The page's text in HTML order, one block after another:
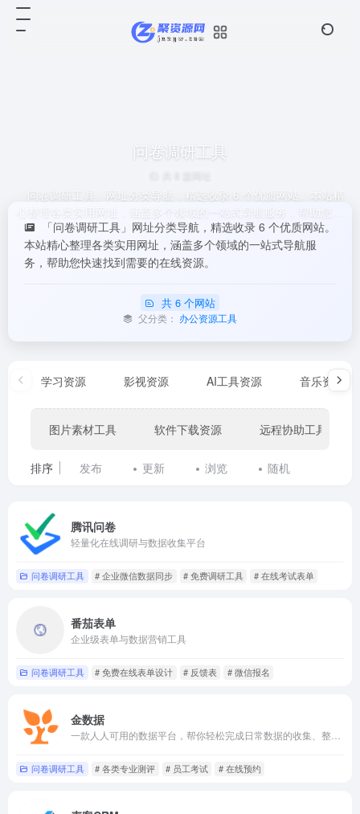
问卷调研工具
「问卷调研工具」网址分类导航，精选收录 6 个优质网站。本站精
心整理各类实用网址，涵盖多个领域的一站式导航服务，帮助您快
速找到需要的在线资源。
「问卷调研工具」网址分类导航，精选收录 6 个优质网站。
本站精心整理各类实用网址，涵盖多个领域的一站式导航服
务，帮助您快速找到需要的在线资源。
共 6 个网站
父分类： 办公资源工具
学习资源 影视资源 AI工具资源 音乐资源
图片素材工具 软件下载资源 远程协助工具
排序 发布 更新 浏览 随机
腾讯问卷
轻量化在线调研与数据收集平台
问卷调研工具 # 企业微信数据同步 # 免费调研工具 # 在线考试表单
番茄表单
企业级表单与数据营销工具
问卷调研工具 # 免费在线表单设计 # 反馈表 # 微信报名
金数据
问卷调研工具 # 各类专业测评 # 员工考试 # 在线预约